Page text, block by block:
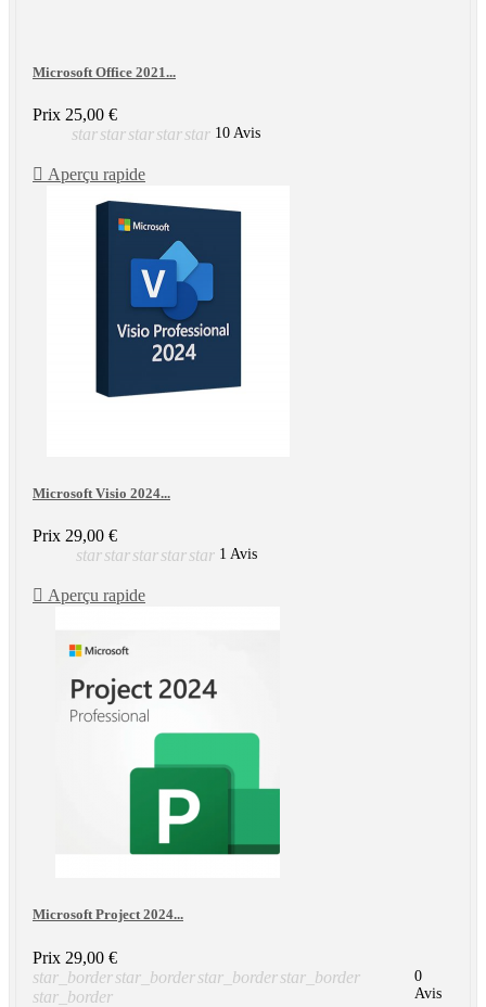
Microsoft Office 2021...
Prix 25,00 €
starstarstarstarstar 10 Avis
 Aperçu rapide
Microsoft Visio 2024...
Prix 29,00 €
star star star star star 1 Avis
 Aperçu rapide
Microsoft Project 2024...
Prix 29,00 €
star_borderstar_borderstar_borderstar_border
star_border
0
Avis